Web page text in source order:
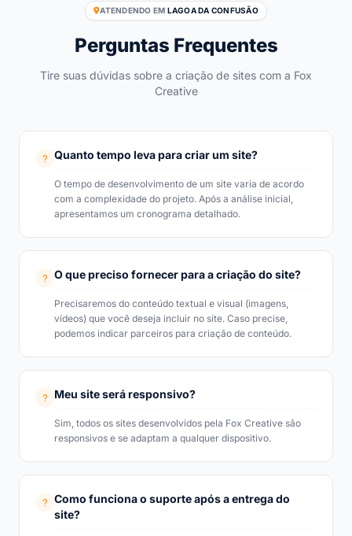
ATENDENDO EM LAGOA DA CONFUSÃO
Perguntas Frequentes
Tire suas dúvidas sobre a criação de sites com a Fox
Creative
Quanto tempo leva para criar um site?
O tempo de desenvolvimento de um site varia de acordo
com a complexidade do projeto. Após a análise inicial,
apresentamos um cronograma detalhado.
O que preciso fornecer para a criação do site?
Precisaremos do conteúdo textual e visual (imagens,
vídeos) que você deseja incluir no site. Caso precise,
podemos indicar parceiros para criação de conteúdo.
Meu site será responsivo?
Sim, todos os sites desenvolvidos pela Fox Creative são
responsivos e se adaptam a qualquer dispositivo.
Como funciona o suporte após a entrega do
site?